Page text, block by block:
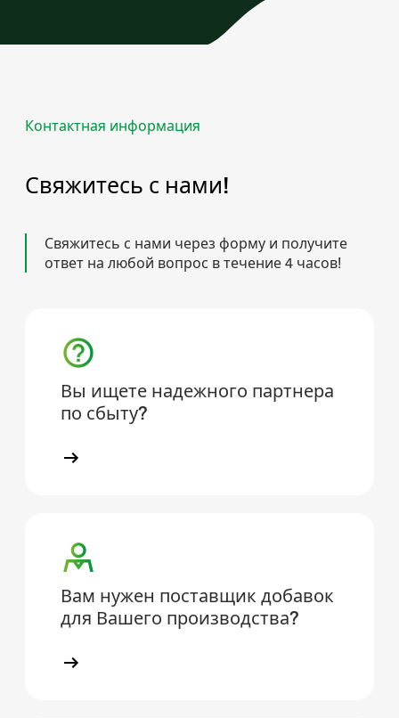
Контактная информация
Свяжитесь с нами!
Свяжитесь с нами через форму и получите
ответ на любой вопрос в течение 4 часов!
Вы ищете надежного партнера
по сбыту?
Вам нужен поставщик добавок
для Вашего производства?